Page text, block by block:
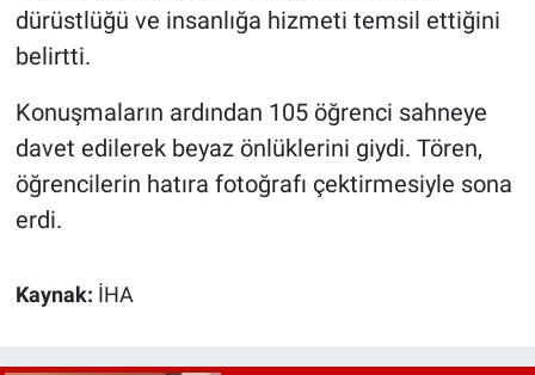
dürüstlüğü ve insanlığa hizmeti temsil ettiğini
belirtti.
Konuşmaların ardından 105 öğrenci sahneye
davet edilerek beyaz önlüklerini giydi. Tören,
öğrencilerin hatıra fotoğrafı çektirmesiyle sona
erdi.
Kaynak: İHA